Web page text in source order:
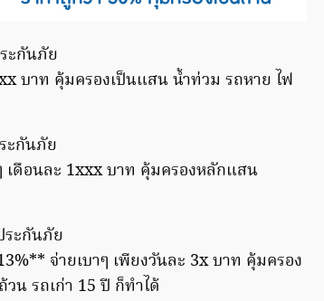
ะกันภัย
บาท คุ้มครองเป็นแสน น้ำท่วม รถหาย ไฟ
ะกันภัย
เดือนละ 1xxx บาท คุ้มครองหลักแสน
ระกันภัย
จ่ายเบาๆ เพียงวันละ 3x บาท คุ้มครอง
น รถเก่า 15 ปี ก็ทำได้